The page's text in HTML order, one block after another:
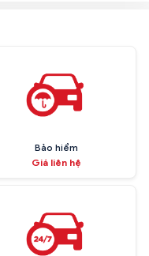
Bảo hiểm
Giá liên hệ